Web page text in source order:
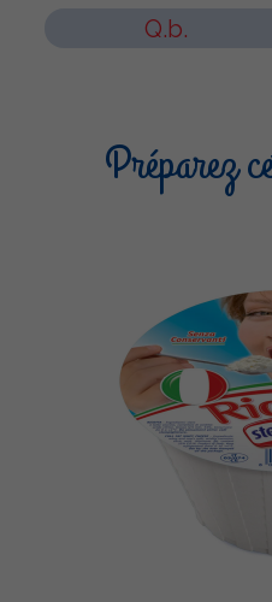
Q.b.
Préparez